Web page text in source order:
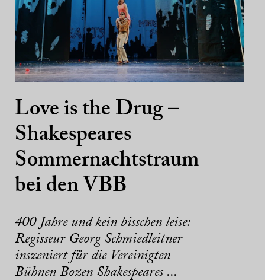
Love is the Drug –
Shakespeares
Sommernachtstraum
bei den VBB
400 Jahre und kein bisschen leise:
Regisseur Georg Schmiedleitner
inszeniert für die Vereinigten
Bühnen Bozen Shakespeares ...